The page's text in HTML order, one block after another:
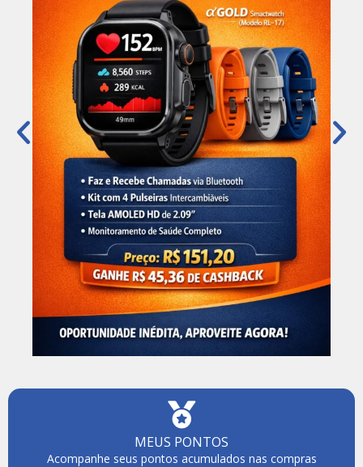
MEUS PONTOS
Acompanhe seus pontos acumulados nas compras